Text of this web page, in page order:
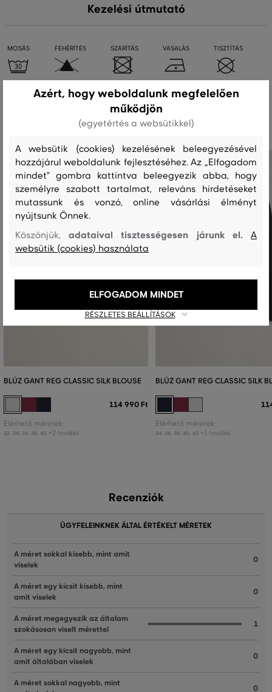
Kezelési útmutató
MOSÁS FEHÉRÍTÉS SZÁRÍTÁS VASALÁS TISZTÍTÁS
Ajánlott termékek
BLÚZ GANT REG CLASSIC SILK BLOUSE
114 990 Ft
Elérhető méretek:
32 34 36 38 40 +2 további
BLÚZ GANT REG CLASSIC SILK
Elérhető méretek:
34 36 38 40 42 +1 további
Recenziók
ÜGYFELEINKNEK ÁLTAL ÉRTÉKELT MÉRETEK
A méret sokkal kisebb, mint amit
viselek
0
A méret egy kicsit kisebb, mint
amit viselek
0
A méret megegyezik az általam
szokásosan viselt mérettel
1
A méret egy kicsit nagyobb, mint
amit általában viselek
0
A méret sokkal nagyobb, mint
0
Azért, hogy weboldalunk megfelelően
működjön
(egyetértés a websütikkel)
A websütik (cookies) kezelésének beleegyezésével
hozzájárul weboldalunk fejlesztéséhez. Az „Elfogadom
mindet" gombra kattintva beleegyezik abba, hogy
személyre szabott tartalmat, releváns hirdetéseket
mutassunk és vonzó, online vásárlási élményt
nyújtsunk Önnek.
Köszönjük,adataival tisztességesen járunk el.A
websütik (cookies) használata
RÉSZLETES BEÁLLÍTÁSOK
ELFOGADOM MINDET